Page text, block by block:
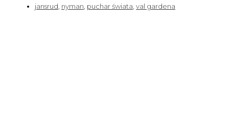
jansrud nyman puchar świata val gardena